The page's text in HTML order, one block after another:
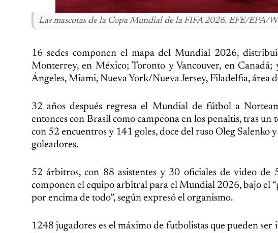
Las mascotas de la Copa Mundial de la FIFA 2026. EFE/EPA/
16 sedes componen el mapa del Mundial 2026,
Monterrey, en México; Toronto y Vancouver, en
Ángeles, Miami, Nueva York/Nueva Jersey, Filadelfia, área
32 años después regresa el Mundial de fútbol a
entonces con Brasil como campeona en los penaltis, tras
con 52 encuentros y 141 goles, doce del ruso Oleg
goleadores.
52 árbitros, con 88 asistentes y 30 oficiales de video de
componen el equipo arbitral para el Mundial 2026, bajo el
por encima de todo”, según expresó el organismo.
1248 jugadores es el máximo de futbolistas que pueden